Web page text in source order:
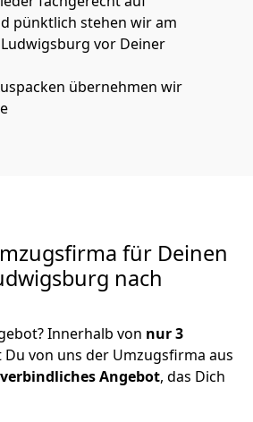
pünktlich stehen wir am
vor Deiner
übernehmen wir
für Deinen
nach
Innerhalb von nur 3
von uns der Umzugsfirma aus
Angebot, das Dich